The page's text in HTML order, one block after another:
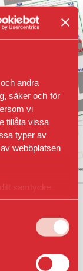
andra
säker och för
vi
tillåta vissa
typer av
webbplatsen
samtycke
hörnet